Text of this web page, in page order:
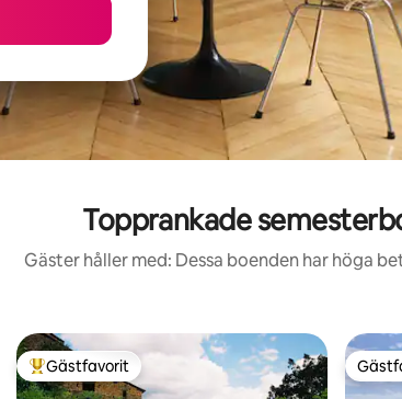
Topprankade
Gäster håller med: Dessa boenden har höga
Populär gästfavorit
Gästfavorit